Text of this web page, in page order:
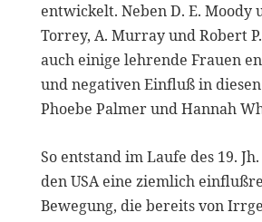
entwickelt. Neben D. E. Moody
Torrey, A. Murray und Robert
auch einige lehrende Frauen
und negativen Einfluß in
Phoebe Palmer und Hannah
So entstand im Laufe des 19.
den USA eine ziemlich
Bewegung, die bereits von